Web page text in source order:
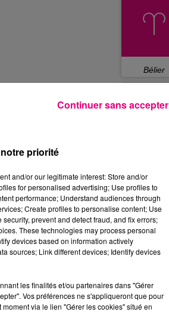
Bélier
Balance
priorité
and/or our legitimate interest: Store and/or
for personalised advertising; Use profiles to
performance; Understand audiences through
Create profiles to personalise content; Use
prevent and detect fraud, and fix errors;
These technologies may process personal
devices based on information actively
sources; Link different devices; Identify devices
les finalités et/ou partenaires dans "Gérer
Vos préférences ne s'appliqueront que pour
via le lien "Gérer les cookies" situé en
Continuer sans accepter